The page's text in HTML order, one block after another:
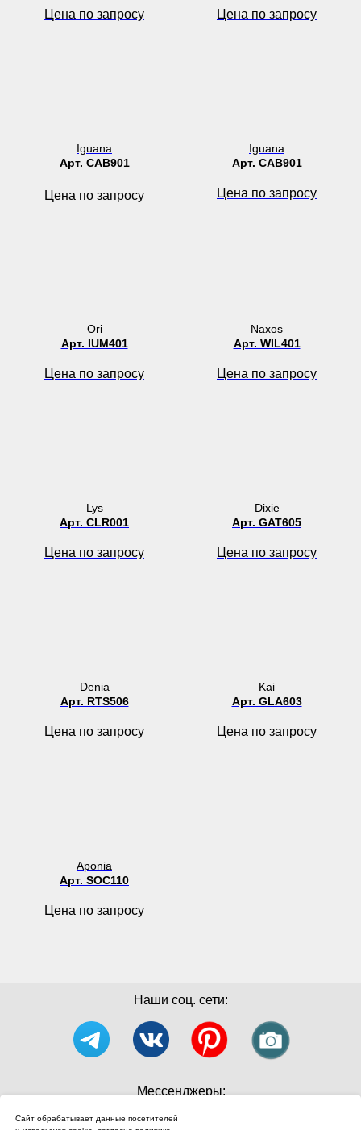
Цена по запросу Цена по запросу
Iguana
Арт. CAB901
Цена по запросу
Iguana
Арт. CAB901
Цена по запросу
Ori
Арт. IUM401
Цена по запросу
Naxos
Арт. WIL401
Цена по запросу
Lys
Арт. CLR001
Цена по запросу
Dixie
Арт. GAT605
Цена по запросу
Denia
Арт. RTS506
Цена по запросу
Kai
Арт. GLA603
Цена по запросу
Aponia
Арт. SOC110
Цена по запросу
Сайт обрабатывает данные посетителей
Наши соц. сети:
Мессенджеры: